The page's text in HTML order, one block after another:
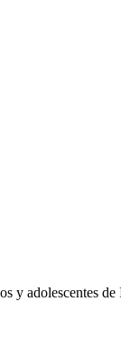
y adolescentes de